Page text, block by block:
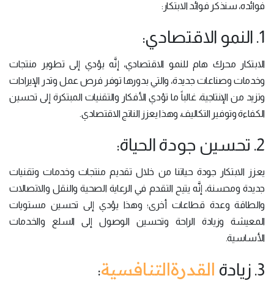
فوائده، سنذكر فوائد الابتكار:
1. النمو الاقتصادي:
الابتكار محرك هام للنمو الاقتصادي، إنَّه يؤدي إلى تطوير منتجات
وخدمات وصناعات جديدة، والتي بدورها توفر فرص عمل وتدر الإيرادات
وتزيد من الإنتاجية، غالباً ما تؤدي الأفكار والتقنيات المبتكرة إلى تحسين
الكفاءة وتوفير التكاليف، وهذا يعزز الناتج الاقتصادي.
2. تحسين جودة الحياة:
يعزز الابتكار جودة حياتنا من خلال تقديم منتجات وخدمات وتقنيات
جديدة ومحسنة، إنَّه يتيح التقدم في الرعاية الصحية والنقل والاتصالات
والطاقة وعدة قطاعات أخرى؛ وهذا يؤدي إلى تحسين مستويات
المعيشة وزيادة الراحة وتحسين الوصول إلى السلع والخدمات
الأساسية.
3. زيادة القدرةالتنافسية: